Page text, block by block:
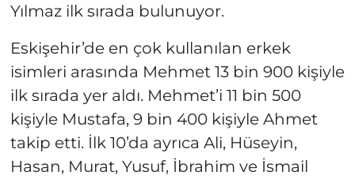
Yılmaz ilk sırada bulunuyor.
Eskişehir’de en çok kullanılan erkek
isimleri arasında Mehmet 13 bin 900 kişiyle
ilk sırada yer aldı. Mehmet’i 11 bin 500
kişiyle Mustafa, 9 bin 400 kişiyle Ahmet
takip etti. İlk 10’da ayrıca Ali, Hüseyin,
Hasan, Murat, Yusuf, İbrahim ve İsmail